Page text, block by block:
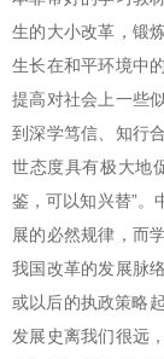
生的大小改革，锻
生长在和平环境中
提高对社会上一些
到深学笃信、知行
世态度具有极大地
鉴，可以知兴替”。
展的必然规律，而
我国改革的发展脉
或以后的执政策略
发展史离我们很远